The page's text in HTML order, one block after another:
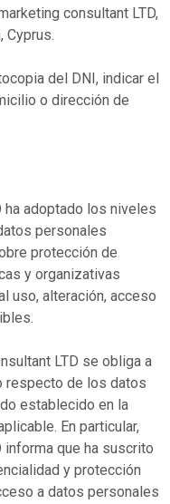
consultant LTD,
Cyprus.
del DNI, indicar el
o dirección de
ha adoptado los niveles
personales
protección de
y organizativas
uso, alteración, acceso
LTD se obliga a
respecto de los datos
establecido en la
En particular,
informa que ha suscrito
y protección
a datos personales